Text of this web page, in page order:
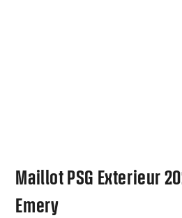
Maillot PSG Exterieur
Emery